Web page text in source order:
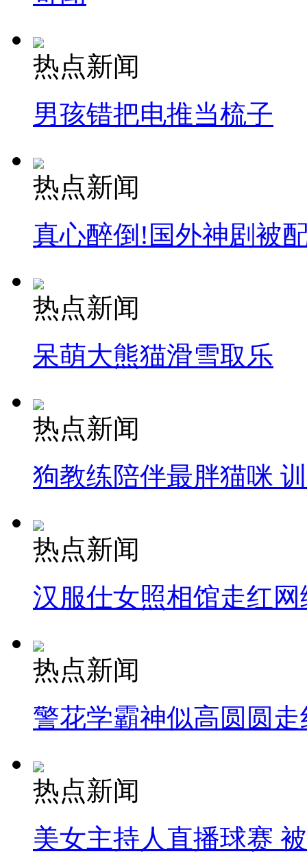
热点新闻
男孩错把电推当梳子
热点新闻
真心醉倒!国外神剧被
热点新闻
呆萌大熊猫滑雪取乐
热点新闻
狗教练陪伴最胖猫咪
热点新闻
汉服仕女照相馆走红网
热点新闻
警花学霸神似高圆圆走
热点新闻
美女主持人直播球赛